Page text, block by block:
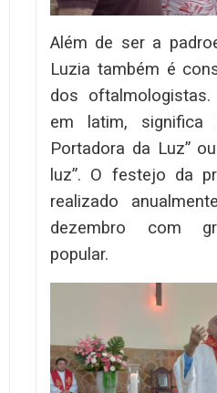
Além de ser a
Luzia também é
dos
em latim, significa
Portadora da Luz”
luz”. O festejo da
realizado
dezembro com
popular.